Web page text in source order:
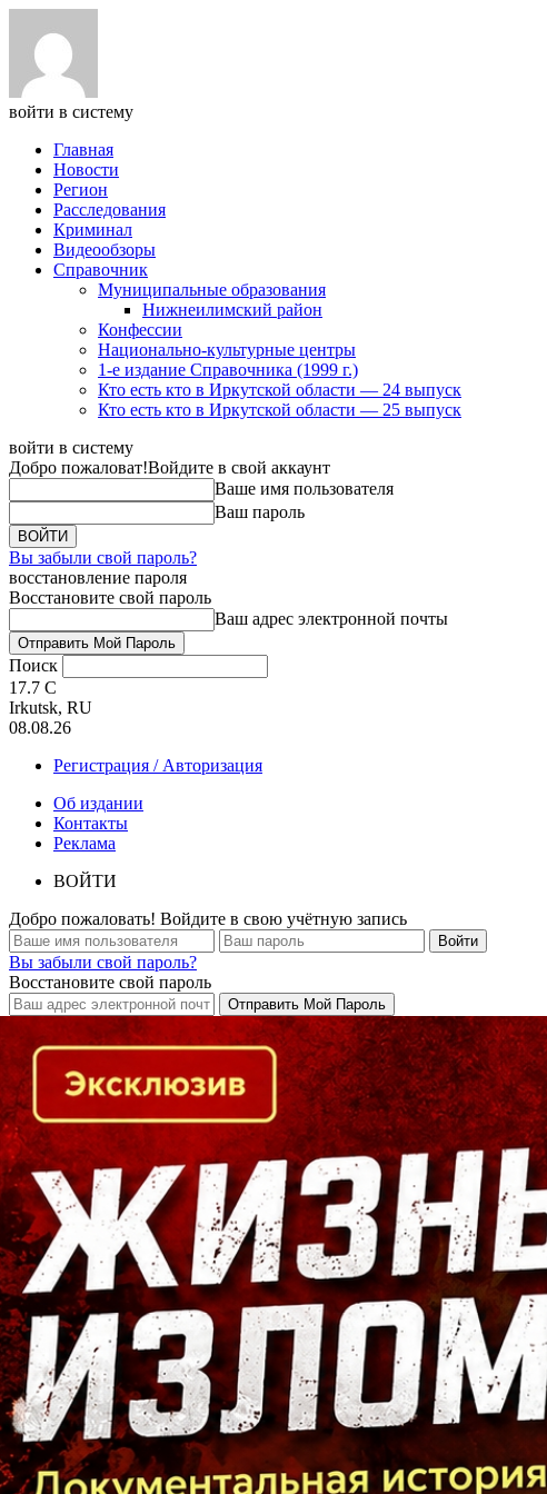
войти в систему
Главная
Новости
Регион
Расследования
Криминал
Видеообзоры
Справочник
Муниципальные образования
Нижнеилимский район
Конфессии
Национально-культурные центры
1-е издание Справочника (1999 г.)
Кто есть кто в Иркутской области — 24 выпуск
Кто есть кто в Иркутской области — 25 выпуск
войти в систему
Добро пожаловат!Войдите в свой аккаунт
Ваше имя пользователя
Ваш пароль
Вы забыли свой пароль?
восстановление пароля
Восстановите свой пароль
Ваш адрес электронной почты
Поиск
17.7 C
Irkutsk, RU
08.08.26
Регистрация / Авторизация
Об издании
Контакты
Реклама
ВОЙТИ
Добро пожаловать! Войдите в свою учётную запись
Вы забыли свой пароль?
Восстановите свой пароль
Кто есть кто в Байкальском регионе